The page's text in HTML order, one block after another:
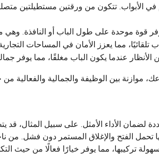
في الأبواب. تتكون من ورقتين مستطيلتين
قوة موحدة على طول الباب أو النافذة. وهي
تلقائيًا، مما يعزز الأمان في المساحات
عندما يكون الباب مغلقًا، مما يوفر
موازنة بين الوظيفة والجمالية والفعالية من
لضمان الأداء الأمثل. على سبيل المثال،
تحمل الفتح والإغلاق المستمر دون فشل. من
تركيبها، مما يوفر خيارًا فعالًا من حيث